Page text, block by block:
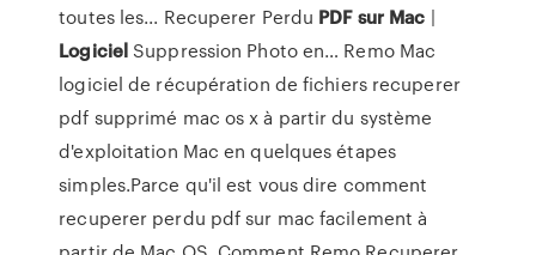
toutes les... Recuperer Perdu PDF sur Mac |
Logiciel Suppression Photo en… Remo Mac
logiciel de récupération de fichiers recuperer
pdf supprimé mac os x à partir du système
d'exploitation Mac en quelques étapes
simples.Parce qu'il est vous dire comment
recuperer perdu pdf sur mac facilement à